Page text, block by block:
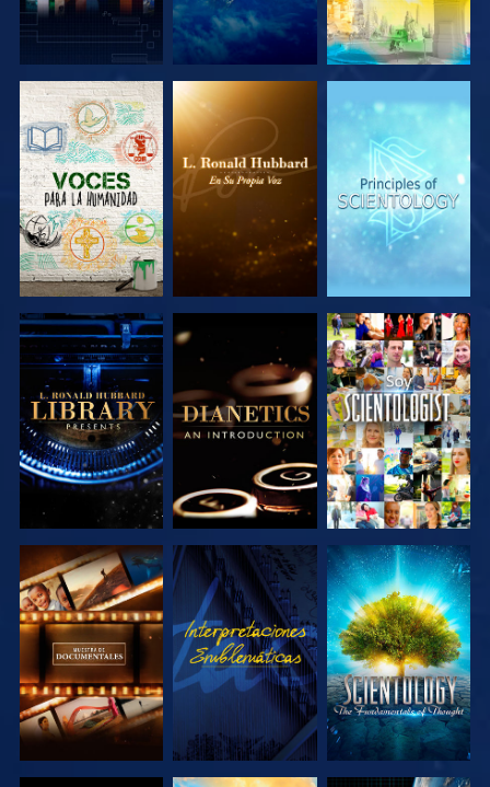
EXPLORA LAS
SERIES
EXPLORA LAS
SERIES
EXPLORA LAS
SERIES
EXPLORA LAS
SERIES
EXPLORA LAS
SERIES
VE
EXPLORA LAS
SERIES
VE
EXPLORA LAS
SERIES